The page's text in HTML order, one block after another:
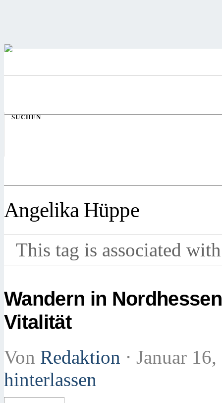
SUCHEN
Angelika Hüppe
This tag is associated
Wandern in
Vitalität
Von Redaktion ⋅ Januar
hinterlassen